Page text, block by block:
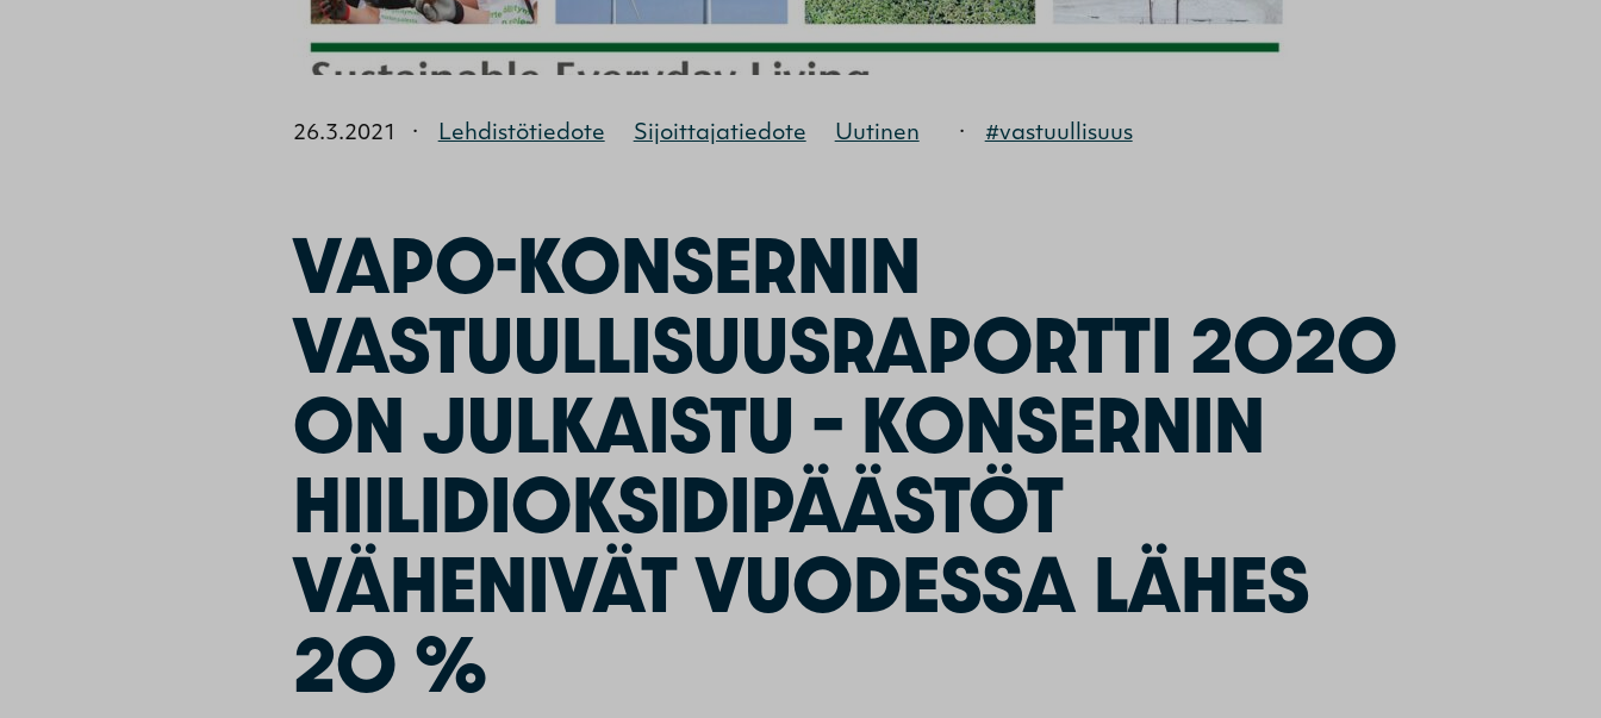
26.3.2021 · Lehdistötiedote Sijoittajatiedote Uutinen · #vastuullisuus
VAPO-KONSERNIN
VASTUULLISUUSRAPORTTI 2020
ON JULKAISTU – KONSERNIN
HIILIDIOKSIDIPÄÄSTÖT
VÄHENIVÄT VUODESSA LÄHES
20 %